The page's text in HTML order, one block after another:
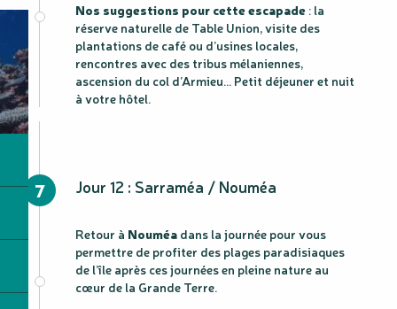
Nos suggestions pour cette escapade : la
réserve naturelle de Table Union, visite des
plantations de café ou d’usines locales,
rencontres avec des tribus mélaniennes,
ascension du col d’Armieu… Petit déjeuner et nuit
à votre hôtel.
7 Jour 12 : Sarraméa / Nouméa
Retour à Nouméa dans la journée pour vous
permettre de profiter des plages paradisiaques
de l’île après ces journées en pleine nature au
cœur de la Grande Terre.